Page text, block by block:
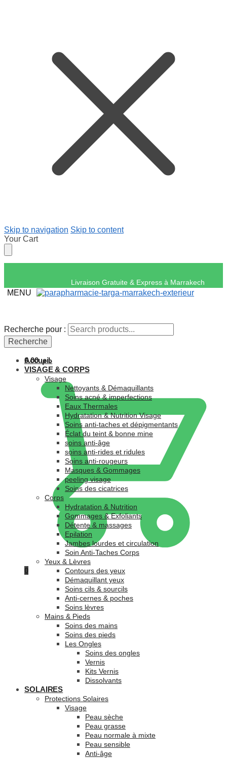
Skip to navigation Skip to content
Your Cart
Livraison Gratuite &
MENU
Recherche pour :
Recherche
د.م.0.00
0
Recherche pour :
Recherche
Accueil
VISAGE & CORPS
Visage
Nettoyants & Démaquillants
Soins acné & imperfections
Eaux Thermales
Hydratation & Nutrition Visage
Soins anti-taches et dépigmentants
Éclat du teint & bonne mine
soins anti-âge
soins anti-rides et ridules
Soins anti-rougeurs
Masques & Gommages
peeling visage
Soins des cicatrices
Corps
Hydratation & Nutrition
Gommages & Exfoliants
Détente & massages
Epilation
Jambes lourdes et circulation
Soin Anti-Taches Corps
Yeux & Lèvres
Contours des yeux
Démaquillant yeux
Soins cils & sourcils
Anti-cernes & poches
Soins lèvres
Mains & Pieds
Soins des mains
Soins des pieds
Les Ongles
Soins des ongles
Vernis
Kits Vernis
Dissolvants
SOLAIRES
Protections Solaires
Visage
Peau sèche
Peau grasse
Peau normale à mixte
Peau sensible
Anti-âge